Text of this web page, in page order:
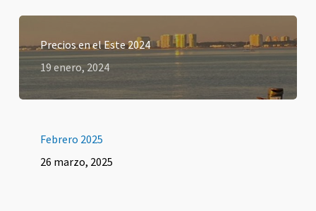
Precios en el Este 2024
19 enero, 2024
Febrero 2025
26 marzo, 2025